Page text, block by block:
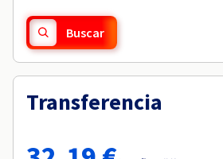
Buscar
Transferencia